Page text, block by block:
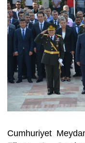
Cumhuriyet